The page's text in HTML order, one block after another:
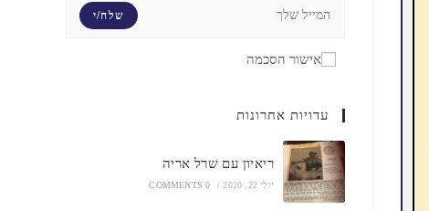
שלח/י
אישור הסכמה
עדויות אחרונות
ריאיון עם שרל אריה
יולי 22, 2020 /
0 COMMENTS